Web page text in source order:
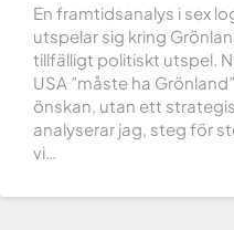
En framtidsanalys i sex
utspelar sig kring
tillfälligt politiskt utspel.
USA ”måste ha
önskan, utan ett
analyserar jag, steg för
vi…